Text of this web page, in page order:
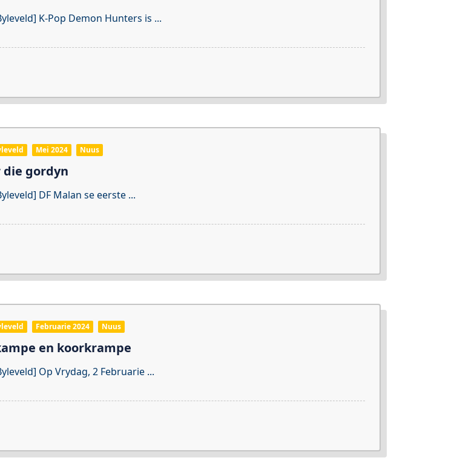
K-Pop Demon Hunters is ...
Mei 2024 Nuus
gordyn
DF Malan se eerste ...
Februarie 2024 Nuus
en koorkrampe
Op Vrydag, 2 Februarie ...